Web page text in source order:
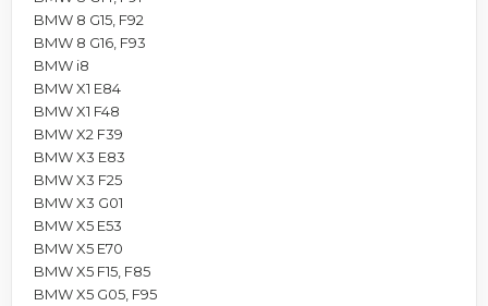
BMW 8 G15, F92
BMW 8 G16, F93
BMW i8
BMW X1 E84
BMW X1 F48
BMW X2 F39
BMW X3 E83
BMW X3 F25
BMW X3 G01
BMW X5 E53
BMW X5 E70
BMW X5 F15, F85
BMW X5 G05, F95